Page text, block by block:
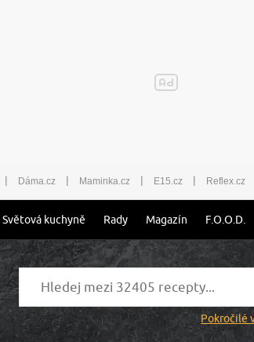
| Dáma.cz | Maminka.cz | E15.cz | Reflex.cz
Světová kuchyně Rady Magazín F.O.O.D.
Pokročilé